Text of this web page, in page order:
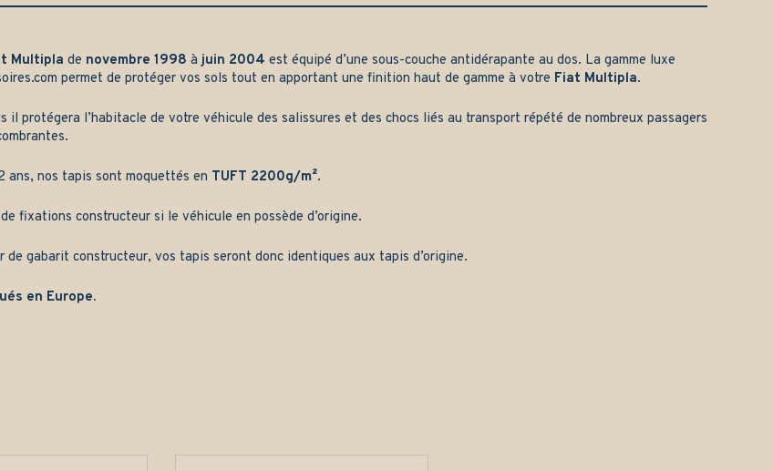
Multipla de novembre 1998 à juin 2004 est équipé d’une sous-couche antidérapante au dos. La gamme luxe
permet de protéger vos sols tout en apportant une finition haut de gamme à votre Fiat Multipla.
il protégera l’habitacle de votre véhicule des salissures et des chocs liés au transport répété de nombreux passagers
ans, nos tapis sont moquettés en TUFT 2200g/m².
fixations constructeur si le véhicule en possède d’origine.
de gabarit constructeur, vos tapis seront donc identiques aux tapis d’origine.
en Europe.